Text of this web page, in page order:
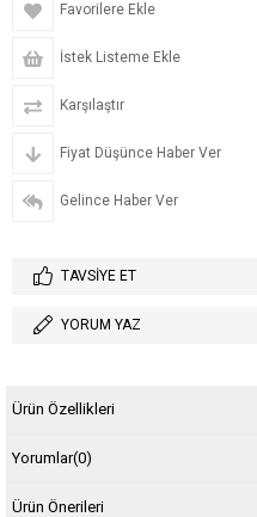
Favorilere Ekle
İstek Listeme Ekle
Karşılaştır
Fiyat Düşünce Haber Ver
Gelince Haber Ver
TAVSIYE ET
YORUM YAZ
Ürün Özellikleri
Yorumlar(0)
Ürün Önerileri